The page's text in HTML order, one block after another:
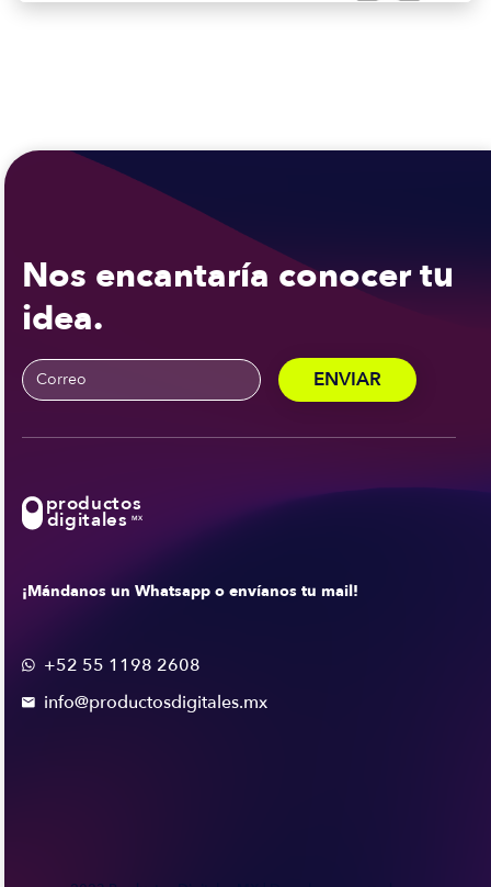
Nos encantaría conocer tu
idea.
productos
digitales MX
¡Mándanos un Whatsapp o envíanos tu mail!
 +52 55 1198 2608
 info@productosdigitales.mx